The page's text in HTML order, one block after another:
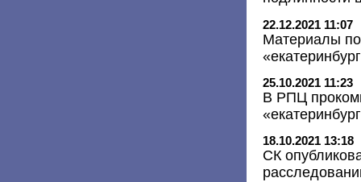
22.12.2021 11:07
Материалы по
25.10.2021 11:23
В РПЦ
18.10.2021 13:18
СК